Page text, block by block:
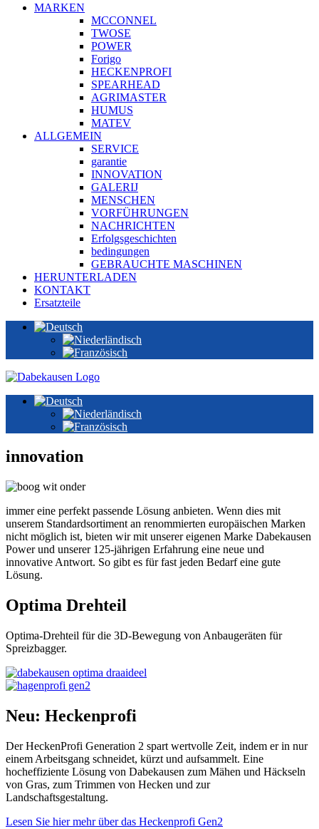
MARKEN
MCCONNEL
TWOSE
POWER
Forigo
HECKENPROFI
SPEARHEAD
AGRIMASTER
HUMUS
MATEV
ALLGEMEIN
SERVICE
garantie
INNOVATION
GALERIJ
MENSCHEN
VORFÜHRUNGEN
NACHRICHTEN
Erfolgsgeschichten
bedingungen
GEBRAUCHTE MASCHINEN
HERUNTERLADEN
KONTAKT
Ersatzteile
innovation
immer eine perfekt passende Lösung anbieten. Wenn dies mit
unserem Standardsortiment an renommierten europäischen Marken
nicht möglich ist, bieten wir mit unserer eigenen Marke Dabekausen
Power und unserer 125-jährigen Erfahrung eine neue und
innovative Antwort. So gibt es für fast jeden Bedarf eine gute
Lösung.
Optima Drehteil
Optima-Drehteil für die 3D-Bewegung von Anbaugeräten für
Spreizbagger.
Neu: Heckenprofi
Der HeckenProfi Generation 2 spart wertvolle Zeit, indem er in nur
einem Arbeitsgang schneidet, kürzt und aufsammelt. Eine
hocheffiziente Lösung von Dabekausen zum Mähen und Häckseln
von Gras, zum Trimmen von Hecken und zur
Landschaftsgestaltung.
Lesen Sie hier mehr über das Heckenprofi Gen2